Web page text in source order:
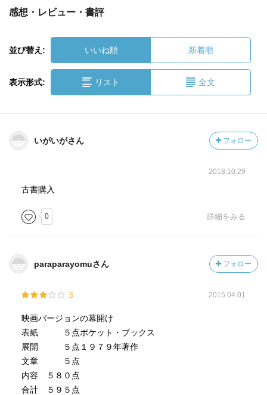
感想・レビュー・書評
並び替え: いいね順 新着順
表示形式: リスト 全文
いがいがさん フォロー
2018.10.29
古書購入
0 詳細をみる
paraparayomuさん フォロー
3 2015.04.01
映画バージョンの幕開け
表紙 ５点ポケット・ブックス
展開 ５点１９７９年著作
文章 ５点
内容 ５８０点
合計 ５９５点